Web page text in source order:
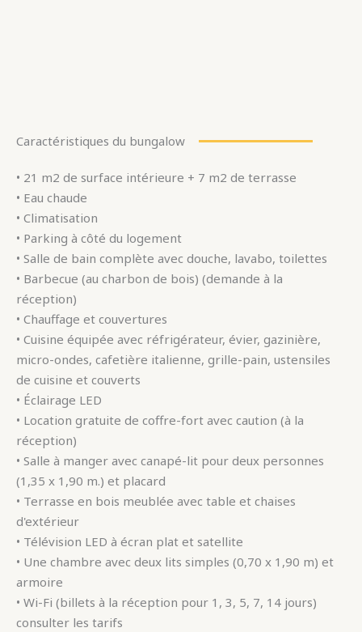
Caractéristiques du bungalow
• 21 m2 de surface intérieure + 7 m2 de terrasse
• Eau chaude
• Climatisation
• Parking à côté du logement
• Salle de bain complète avec douche, lavabo, toilettes
• Barbecue (au charbon de bois) (demande à la
réception)
• Chauffage et couvertures
• Cuisine équipée avec réfrigérateur, évier, gazinière,
micro-ondes, cafetière italienne, grille-pain, ustensiles
de cuisine et couverts
• Éclairage LED
• Location gratuite de coffre-fort avec caution (à la
réception)
• Salle à manger avec canapé-lit pour deux personnes
(1,35 x 1,90 m.) et placard
• Terrasse en bois meublée avec table et chaises
d'extérieur
• Télévision LED à écran plat et satellite
• Une chambre avec deux lits simples (0,70 x 1,90 m) et
armoire
• Wi-Fi (billets à la réception pour 1, 3, 5, 7, 14 jours)
consulter les tarifs